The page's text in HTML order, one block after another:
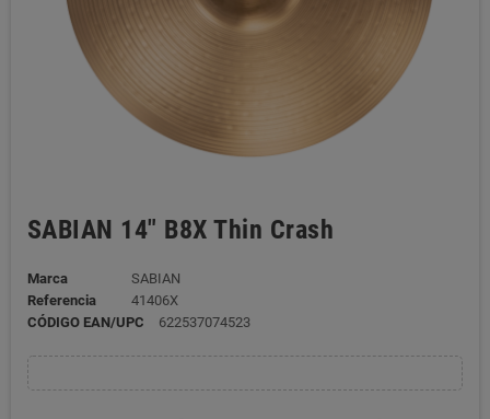
SABIAN 14" B8X Thin Crash
Marca
SABIAN
Referencia
41406X
CÓDIGO EAN/UPC
622537074523